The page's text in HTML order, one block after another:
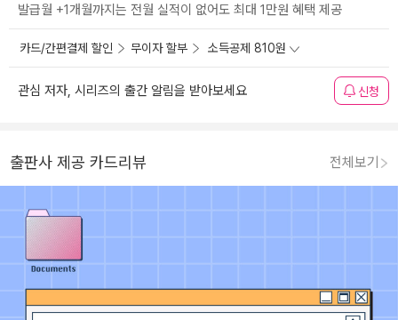
발급월 +1개월까지는 전월 실적이 없어도 최대 1만원 혜택 제공
카드/간편결제 할인 무이자 할부 소득공제 810원
관심 저자, 시리즈의 출간 알림을 받아보세요 신청
출판사 제공 카드리뷰 전체보기